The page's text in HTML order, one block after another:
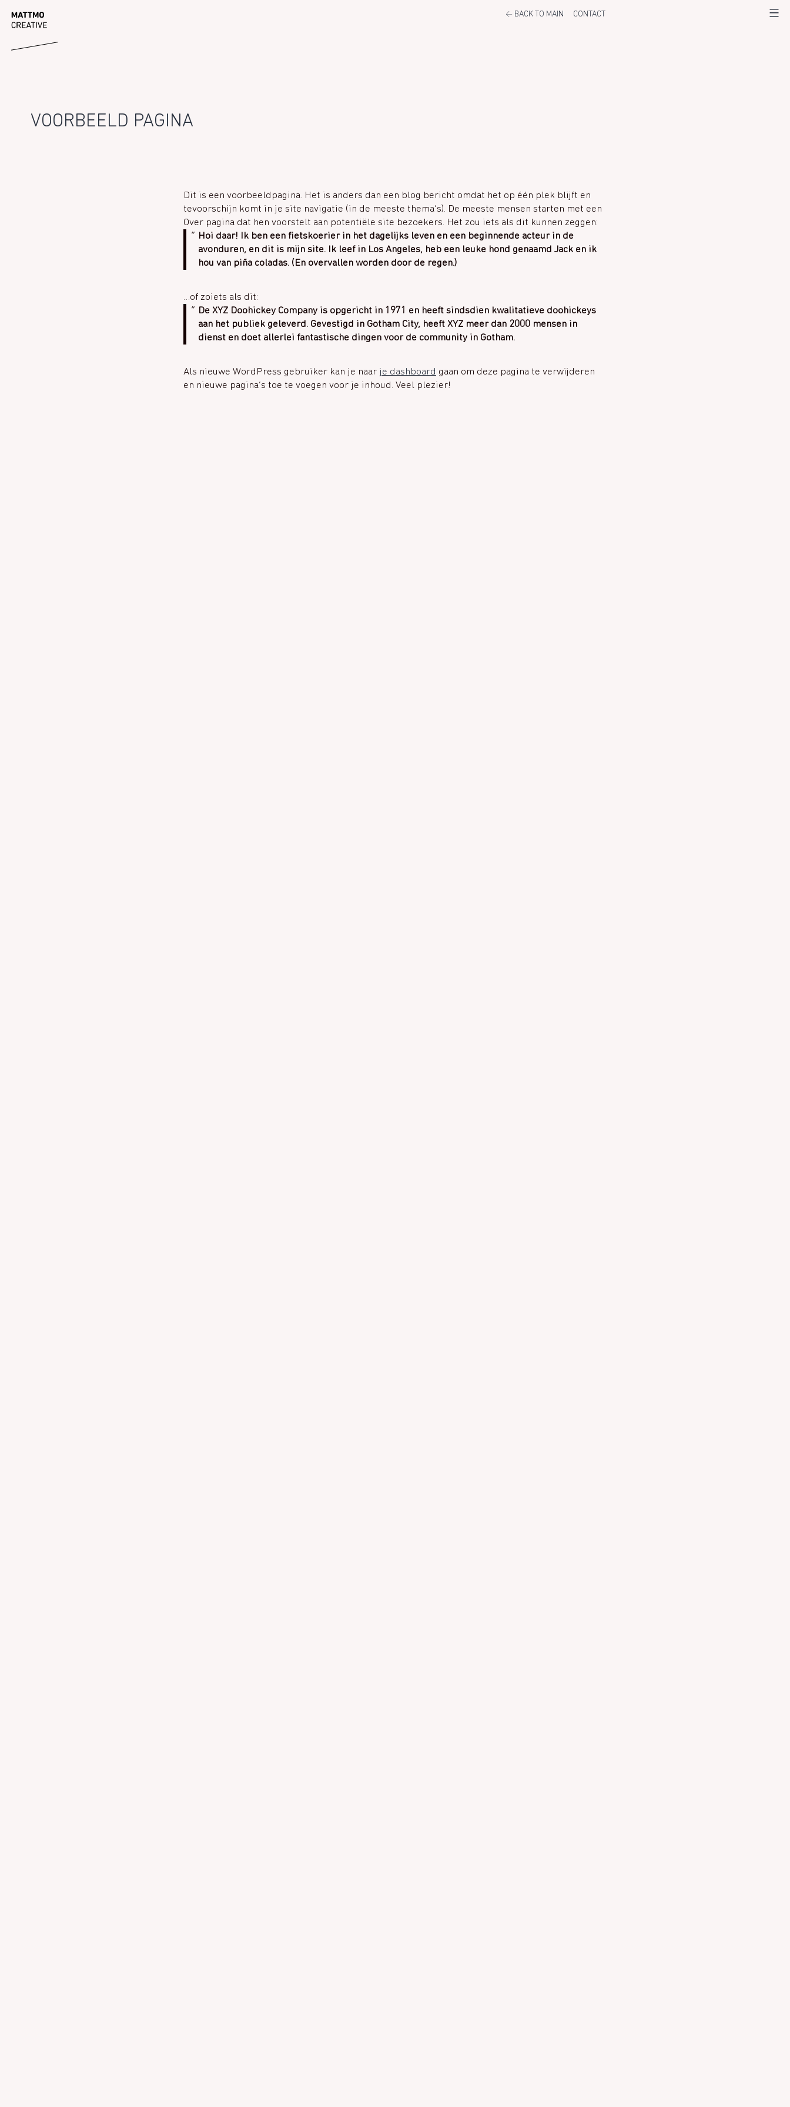
naar
MATTMO ← BACK TO MAIN CONTACT Menu
VOORBEELD PAGINA
Dit is een voorbeeldpagina. Het is anders dan een blog bericht omdat het op één plek blijft en
tevoorschijn komt in je site navigatie (in de meeste thema’s). De meeste mensen starten met een
Over pagina dat hen voorstelt aan potentiële site bezoekers. Het zou iets als dit kunnen zeggen:
Hoi daar! Ik ben een fietskoerier in het dagelijks leven en een beginnende acteur in de
avonduren, en dit is mijn site. Ik leef in Los Angeles, heb een leuke hond genaamd Jack en ik
hou van piña coladas. (En overvallen worden door de regen.)
…of zoiets als dit:
De XYZ Doohickey Company is opgericht in 1971 en heeft sindsdien kwalitatieve doohickeys
aan het publiek geleverd. Gevestigd in Gotham City, heeft XYZ meer dan 2000 mensen in
dienst en doet allerlei fantastische dingen voor de community in Gotham.
Als nieuwe WordPress gebruiker kan je naar je dashboard gaan om deze pagina te verwijderen
en nieuwe pagina’s toe te voegen voor je inhoud. Veel plezier!